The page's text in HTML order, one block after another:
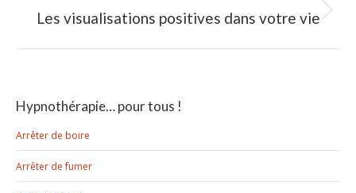
Article
:
Les visualisations positives dans votre vie
Hypnothérapie… pour tous !
Arrêter de boire
Arrêter de fumer